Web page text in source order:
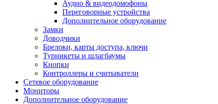
Аудио & видеодомофоны
Переговорные устройства
Дополнительное оборудование
Замки
Доводчики
Брелоки, карты доступа, ключи
Турникеты и шлагбаумы
Кнопки
Контроллеры и считыватели
Сетевое оборудование
Мониторы
Дополнительное оборудование